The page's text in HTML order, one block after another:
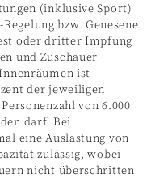
(inklusive Sport)
bzw. Genesene
oder dritter Impfung
und Zuschauer
ist
der jeweiligen
von 6.000
darf. Bei
eine Auslastung von
zulässig, wobei
nicht überschritten